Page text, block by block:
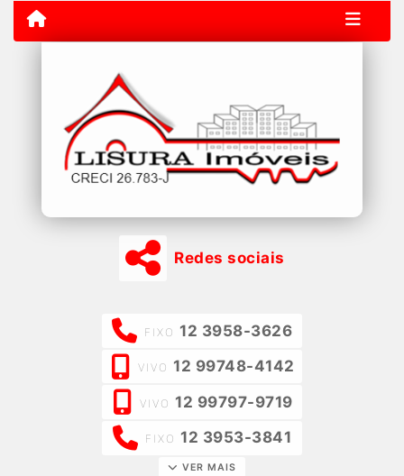
Redes sociais
FIXO 12 3958-3626
VIVO 12 99748-4142
VIVO 12 99797-9719
FIXO 12 3953-3841
VER MAIS